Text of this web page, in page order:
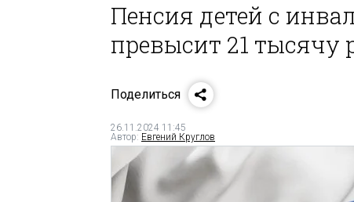
Пенсия детей с
превысит 21 тысячу
Поделиться
26.11.2024 11:45
Автор: Евгений Круглов